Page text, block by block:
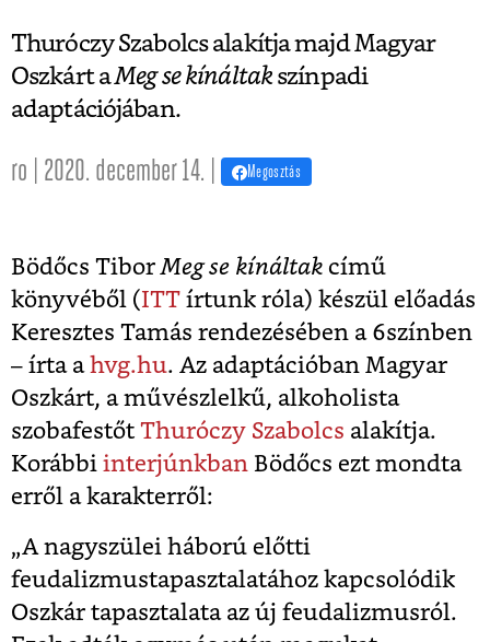
Thuróczy Szabolcs alakítja majd Magyar
Oszkárt aMeg se kínáltakszínpadi
adaptációjában.
ro | 2020. december 14. | Megosztás
Bödőcs Tibor Meg se kínáltak című
könyvéből (ITT írtunk róla) készül előadás
Keresztes Tamás rendezésében a 6színben
– írta ahvg.hu. Az adaptációban Magyar
Oszkárt, a művészlelkű, alkoholista
szobafestőt Thuróczy Szabolcs alakítja.
Korábbi interjúnkban Bödőcs ezt mondta
erről a karakterről:
„A nagyszülei háború előtti
feudalizmustapasztalatához kapcsolódik
Oszkár tapasztalata az új feudalizmusról.